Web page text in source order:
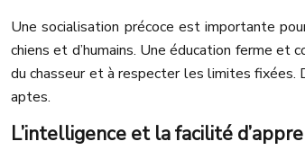
Une socialisation précoce est importante
chiens et d’humains. Une éducation ferme
du chasseur et à respecter les limites fixées.
aptes.
L’intelligence et la facilité